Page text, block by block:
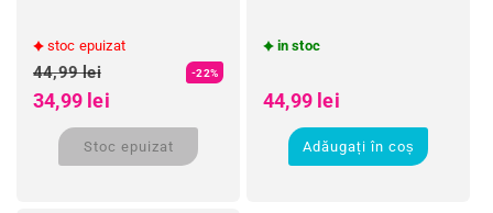
stoc epuizat
Preț obișnuit
44,99 lei -22%
Preț redus
34,99 lei
Stoc epuizat
in stoc
Preț redus
44,99 lei
Adăugați în coș